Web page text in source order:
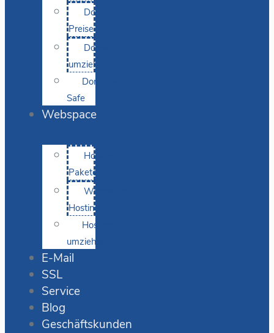
Domain-
Preise
Domain
umziehen
Domain-
Safe
Webspace
Hosting-
Pakete
WordPress
Hosting
Hosting
umziehen
E-Mail
SSL
Service
Blog
Geschäftskunden